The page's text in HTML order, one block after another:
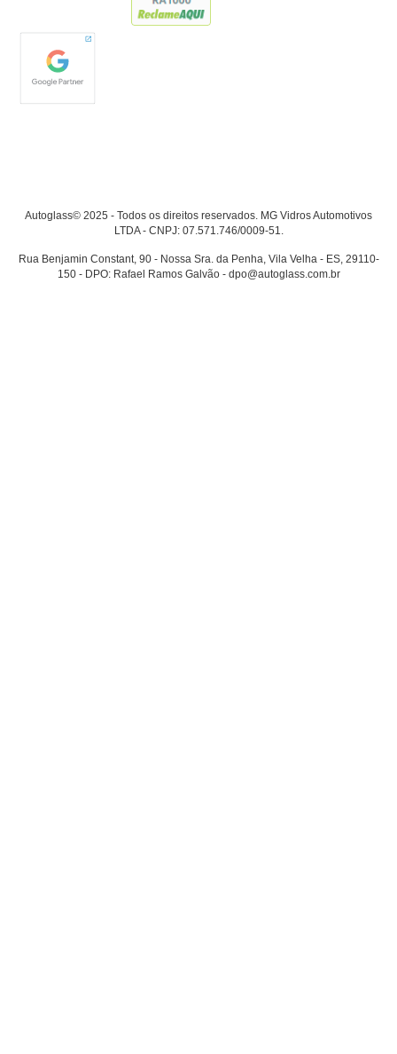
Autoglass© 2025 - Todos os direitos reservados. MG Vidros Automotivos
LTDA - CNPJ: 07.571.746/0009-51.
Rua Benjamin Constant, 90 - Nossa Sra. da Penha, Vila Velha - ES, 29110-
150 - DPO: Rafael Ramos Galvão - dpo@autoglass.com.br